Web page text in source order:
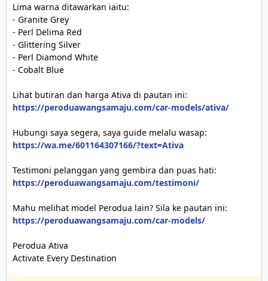
Lima warna ditawarkan iaitu:
- Granite Grey
- Perl Delima Red
- Glittering Silver
- Perl Diamond White
- Cobalt Blue
https://peroduawangsamaju.com/car-models/ativa/
https://wa.me/601164307166/?text=Ativa
https://peroduawangsamaju.com/testimoni/
https://peroduawangsamaju.com/car-models/
Perodua Ativa
Activate Every Destination